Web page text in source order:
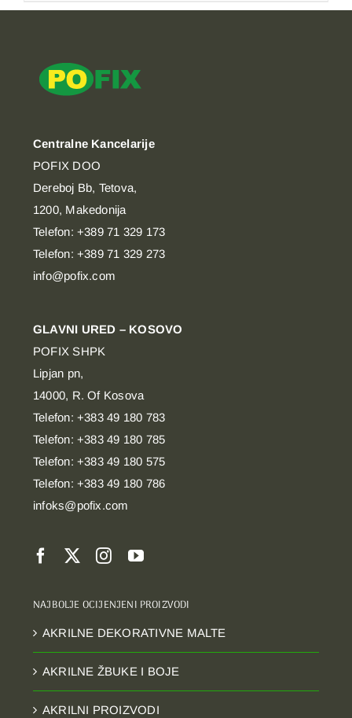
Centralne Kancelarije
POFIX DOO
Dereboj Bb, Tetova,
1200, Makedonija
Telefon: +389 71 329 173
Telefon: +389 71 329 273
info@pofix.com
GLAVNI URED – KOSOVO
POFIX SHPK
Lipjan pn,
14000, R. Of Kosova
Telefon: +383 49 180 783
Telefon: +383 49 180 785
Telefon: +383 49 180 575
Telefon: +383 49 180 786
infoks@pofix.com
NAJBOLJE OCIJENJENI PROIZVODI
AKRILNE DEKORATIVNE MALTE
AKRILNE ŽBUKE I BOJE
AKRILNI PROIZVODI